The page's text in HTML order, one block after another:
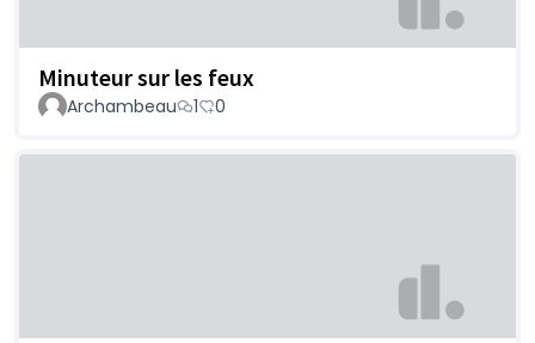
Minuteur sur les feux
Archambeau 1 0